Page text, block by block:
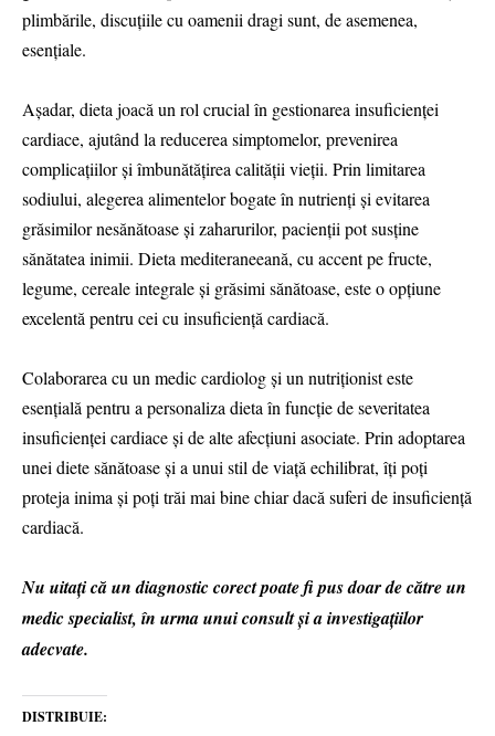
plimbările, discuțiile cu oamenii dragi sunt, de asemenea,
esențiale.
Așadar, dieta joacă un rol crucial în gestionarea insuficienței
cardiace, ajutând la reducerea simptomelor, prevenirea
complicațiilor și îmbunătățirea calității vieții. Prin limitarea
sodiului, alegerea alimentelor bogate în nutrienți și evitarea
grăsimilor nesănătoase și zaharurilor, pacienții pot susține
sănătatea inimii. Dieta mediteraneeană, cu accent pe fructe,
legume, cereale integrale și grăsimi sănătoase, este o opțiune
excelentă pentru cei cu insuficiență cardiacă.
Colaborarea cu un medic cardiolog și un nutriționist este
esențială pentru a personaliza dieta în funcție de severitatea
insuficienței cardiace și de alte afecțiuni asociate. Prin adoptarea
unei diete sănătoase și a unui stil de viață echilibrat, îți poți
proteja inima și poți trăi mai bine chiar dacă suferi de insuficiență
cardiacă.
Nu uitați că un diagnostic corect poate fi pus doar de către un
medic specialist, în urma unui consult și a investigațiilor
adecvate.
DISTRIBUIE: